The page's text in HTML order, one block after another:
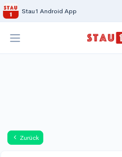
Stau1 Android App
Zurück